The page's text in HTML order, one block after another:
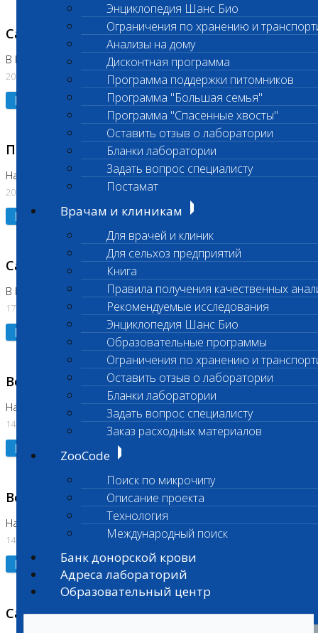
Энциклопедия Шанс Био
Ограничения по хранению и
Анализы на дому
Дисконтная программа
Программа поддержки питомников
Программа "Большая семья"
Программа "Спасенные хвосты"
Оставить отзыв о лаборатории
Бланки лаборатории
Задать вопрос специалисту
Постамат
Врачам и клиникам
Для врачей и клиник
Для сельхоз предприятий
Книга
Правила получения качественных
Рекомендуемые исследования
Энциклопедия Шанс Био
Образовательные программы
Ограничения по хранению и
Оставить отзыв о лаборатории
Бланки лаборатории
Задать вопрос специалисту
Заказ расходных материалов
ZooCode
Поиск по микрочипу
Описание проекта
Технология
Международный поиск
Банк донорской крови
Адреса лабораторий
Образовательный центр
Санитарный день
В Коломне 20.07.2026
20.07.2026
Подробнее
Приостановлено выполнение исследования
На Нагорной
20.07.2026
Подробнее
Санитарный день
В Бутово
17.07.2026
Подробнее
Возобновлено выполнение исследования
На Нагорной (Код 961, 962)
14.07.2026
Подробнее
Возобновлено выполнение исследования
На Нагорной (Код 157)
14.07.2026
Подробнее
Санитарный день